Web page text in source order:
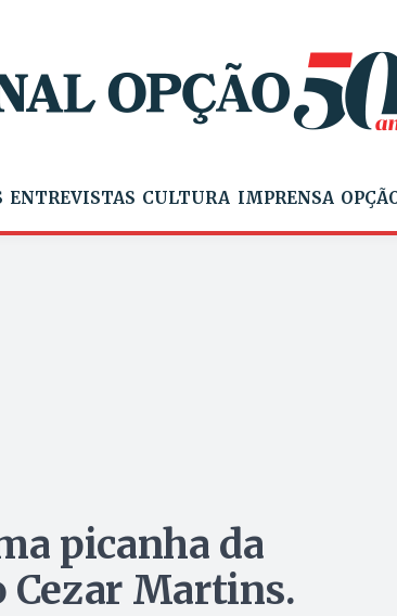
ENTREVISTAS CULTURA IMPRENSA
picanha da
Cezar Martins.